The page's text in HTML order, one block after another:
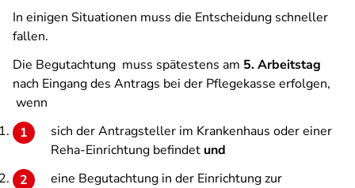
In einigen Situationen muss die Entscheidung schneller
fallen.
Die Begutachtung muss spätestens am 5. Arbeitstag
nach Eingang des Antrags bei der Pflegekasse erfolgen,
wenn
sich der Antragsteller im Krankenhaus oder einer
Reha-Einrichtung befindet und
eine Begutachtung in der Einrichtung zur